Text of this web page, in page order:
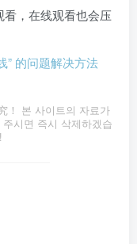
，在线观看也会压
” 的问题解决方法
！ 본 사이트의 자료가
시면 즉시 삭제하겠습